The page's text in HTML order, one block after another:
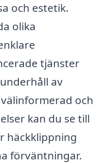
och estetik.
olika
tjänster
av
och
kan du se till
häckklippning
förväntningar.